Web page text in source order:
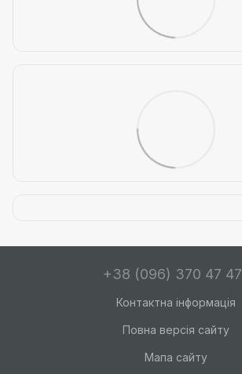
+38 (096) 370 47 47
Контактна інформація
Повна версія сайту
Мапа сайту